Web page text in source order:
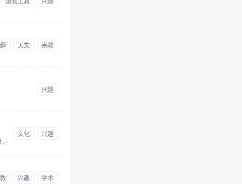
天文 宗教
兴趣
说说网提供各种人生感悟的说说美文句子。有说说短句、说说美文、说说故事、说说作文及说说诗歌等,带给您最深的感动。
文化 兴趣
兴趣 学术